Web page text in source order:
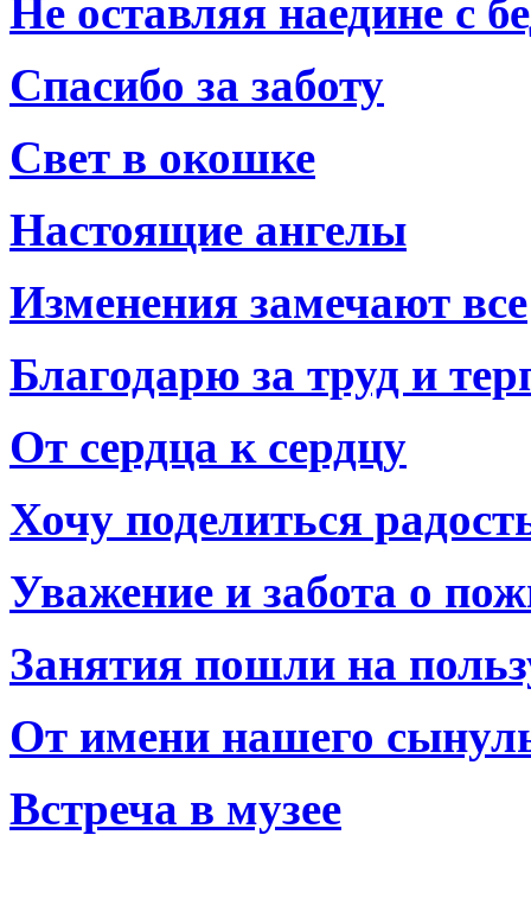
Не оставляя наедине с
Спасибо за заботу
Свет в окошке
Настоящие ангелы
Изменения замечают все
Благодарю за труд и
От сердца к сердцу
Хочу поделиться
Уважение и забота о
Занятия пошли на
От имени нашего
Встреча в музее